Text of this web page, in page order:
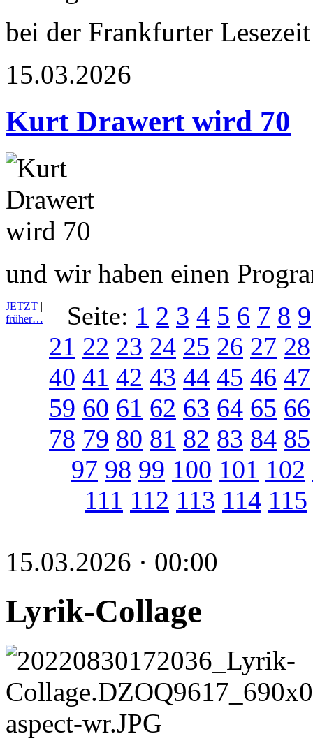
bei der Frankfurter Lesezeit
15.03.2026
Kurt Drawert wird 70
und wir haben einen
JETZT |
früher…
Seite: 1 2 3 4 5 6 7 8 9
21 22 23 24 25 26 27 28
40 41 42 43 44 45 46 47
59 60 61 62 63 64 65 66
78 79 80 81 82 83 84 85
97 98 99 100 101 102
111 112 113 114 115
15.03.2026 · 00:00
Lyrik-Collage